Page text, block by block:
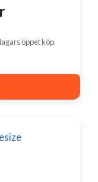
Det
är:
49 kr.
öppet köp.